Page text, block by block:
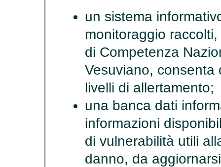
un sistema
monitoraggio
di Competenza
Vesuviano, consenta
livelli di allertamento;
una banca dati
informazioni
di vulnerabilità utili
danno, da